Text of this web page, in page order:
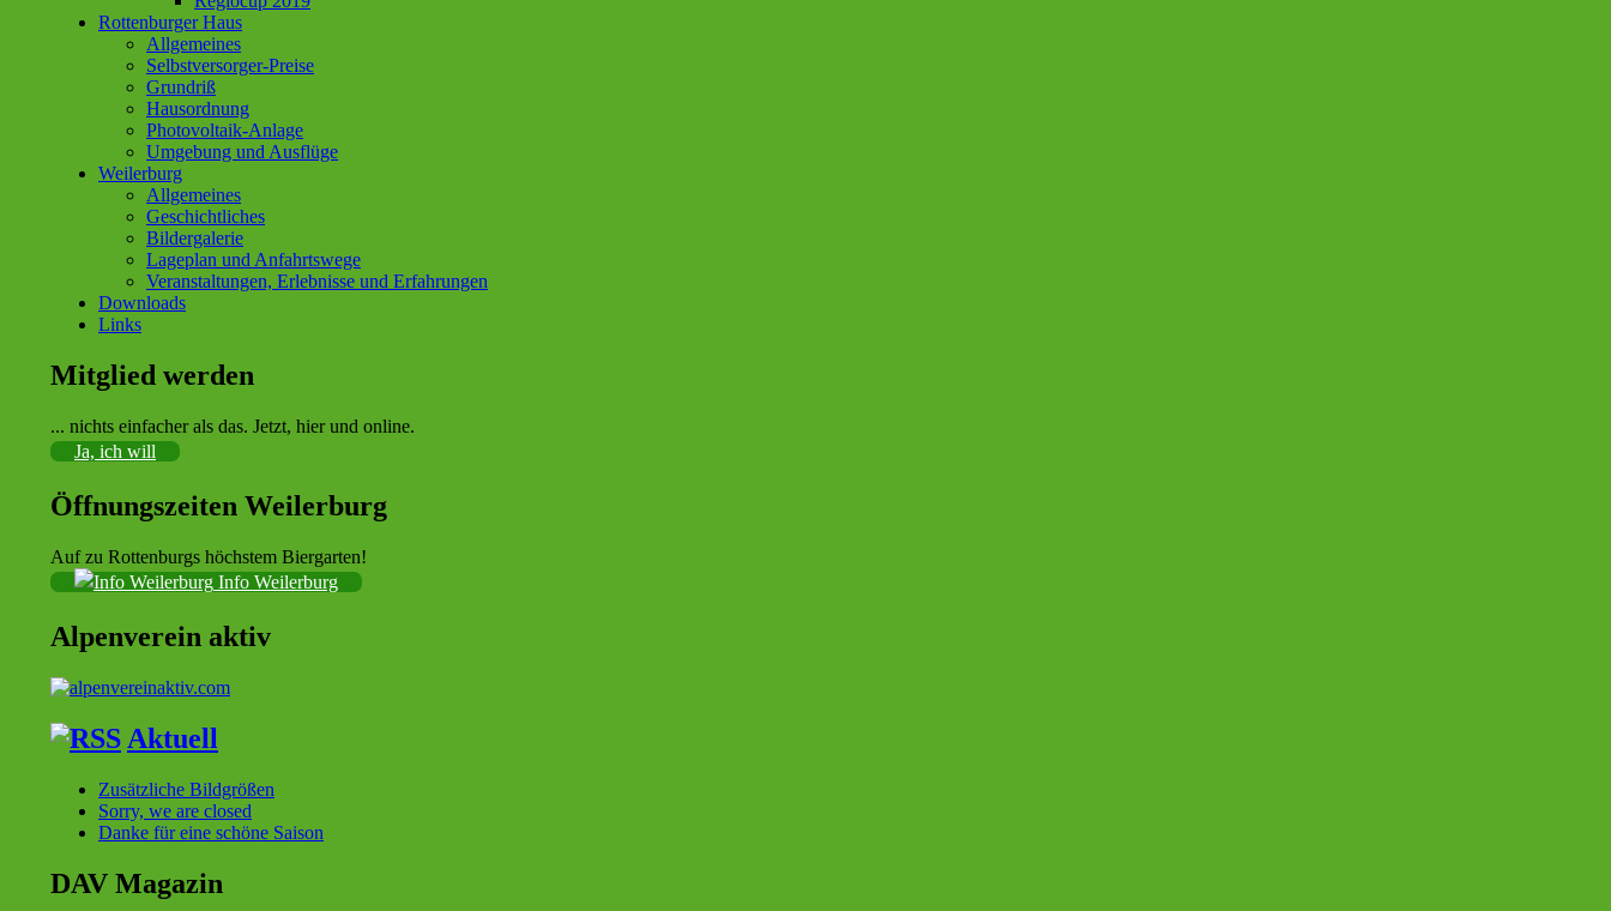
Rottenburger Haus
Allgemeines
Selbstversorger-Preise
Grundriß
Hausordnung
Photovoltaik-Anlage
Umgebung und Ausflüge
Weilerburg
Allgemeines
Geschichtliches
Bildergalerie
Lageplan und Anfahrtswege
Veranstaltungen, Erlebnisse und Erfahrungen
Downloads
Links
Mitglied werden
... nichts einfacher als das. Jetzt, hier und online.
Ja, ich will
Öffnungszeiten Weilerburg
Auf zu Rottenburgs höchstem Biergarten!
Info Weilerburg
Alpenverein aktiv
Aktuell
Zusätzliche Bildgrößen
Sorry, we are closed
Danke für eine schöne Saison
DAV Magazin